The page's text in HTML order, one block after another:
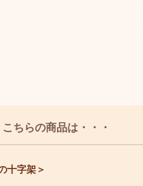
ちらの商品は・・・
十字架＞